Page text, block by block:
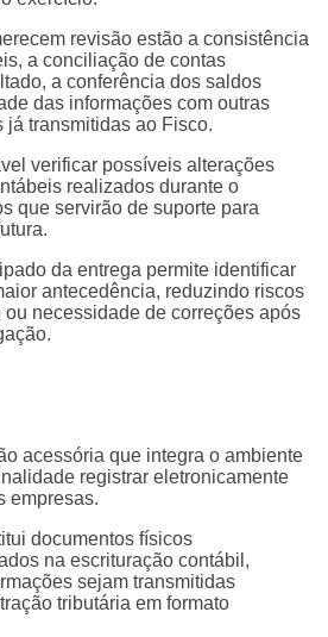
revisão estão a consistência
a conciliação de contas
a conferência dos saldos
das informações com outras
transmitidas ao Fisco.
verificar possíveis alterações
realizados durante o
que servirão de suporte para
da entrega permite identificar
antecedência, reduzindo riscos
necessidade de correções após
acessória que integra o ambiente
registrar eletronicamente
empresas.
documentos físicos
na escrituração contábil,
sejam transmitidas
tributária em formato